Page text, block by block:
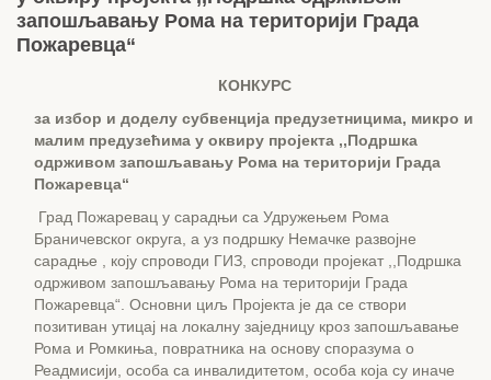
запошљавању Рома на територији Града
Пожаревца“
КОНКУРС
за избор и доделу субвенција предузетницима, микро и
малим предузећима у оквиру пројекта ,,Подршка
одрживом запошљавању Рома на територији Града
Пожаревца“
Град Пожаревац у сарадњи са Удружењем Рома
Браничевског округа, а уз подршку Немачке развојне
сарадње , коју спроводи ГИЗ, спроводи пројекат ,,Подршка
одрживом запошљавању Рома на територији Града
Пожаревца“. Основни циљ Пројeкта је да се створи
позитиван утицај на локалну заједницу кроз запошљавање
Рома и Ромкиња, повратника на основу споразума о
Реадмисији, особа са инвалидитетом, особа која су иначе